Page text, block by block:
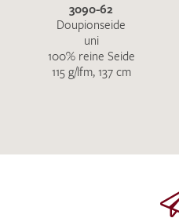
3090-62
Doupionseide
uni
100% reine Seide
115 g/lfm, 137 cm